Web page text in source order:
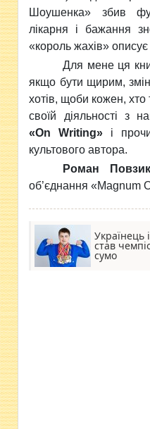
Шоушенка» збив
лікарня і бажання
«король жахів»
Для мене ця
якщо бути щирим,
хотів, щоби кожен, хто
своїй діяльності з
«On Writing» і
культового автора.
Роман Повзик
об’єднання «Magnum
Українець
став
сумо